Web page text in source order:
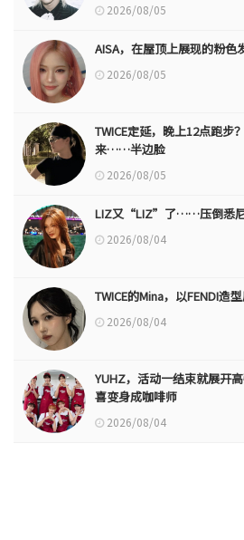
2026/08/05
AISA，在屋顶上展现的粉
2026/08/05
TWICE定延，晚上12点跑步
来……半边脸
2026/08/05
LIZ又“LIZ”了……压倒悉
2026/08/04
TWICE的Mina，以FENDI造
2026/08/04
YUHZ，活动一结束就展开
喜变身成咖啡师
2026/08/04